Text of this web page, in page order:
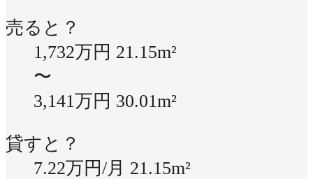
売ると？
1,732万円 21.15m²
〜
3,141万円 30.01m²
貸すと？
7.22万円/月 21.15m²